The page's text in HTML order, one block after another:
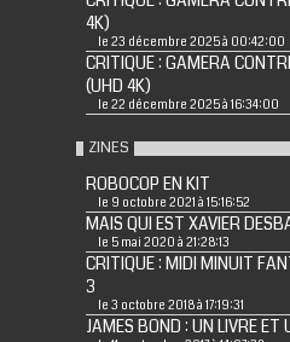
4K)
le 23 décembre 2025 à 00:42:00
CRITIQUE : GAMERA
(UHD 4K)
le 22 décembre 2025 à 16:34:00
ZINES
ROBOCOP EN KIT
le 9 octobre 2021 à 15:16:52
MAIS QUI EST XAVIER
le 5 mai 2020 à 21:28:13
CRITIQUE : MIDI MINUIT
3
le 3 octobre 2018 à 17:19:31
JAMES BOND : UN LIVRE ET